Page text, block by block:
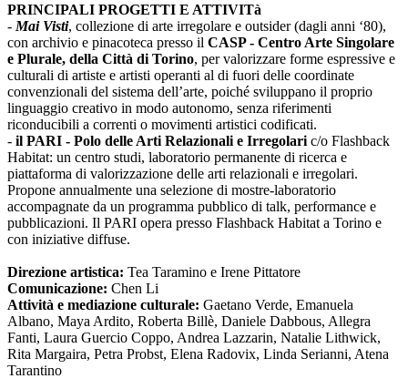
PRINCIPALI PROGETTI E ATTIVITà
- Mai Visti, collezione di arte irregolare e outsider (dagli anni ‘80),
con archivio e pinacoteca presso il CASP - Centro Arte Singolare
e Plurale, della Città di Torino, per valorizzare forme espressive e
culturali di artiste e artisti operanti al di fuori delle coordinate
convenzionali del sistema dell’arte, poiché sviluppano il proprio
linguaggio creativo in modo autonomo, senza riferimenti
riconducibili a correnti o movimenti artistici codificati.
- il PARI - Polo delle Arti Relazionali e Irregolari c/o Flashback
Habitat: un centro studi, laboratorio permanente di ricerca e
piattaforma di valorizzazione delle arti relazionali e irregolari.
Propone annualmente una selezione di mostre-laboratorio
accompagnate da un programma pubblico di talk, performance e
pubblicazioni. Il PARI opera presso Flashback Habitat a Torino e
con iniziative diffuse.
Direzione artistica: Tea Taramino e Irene Pittatore
Comunicazione: Chen Li
Attività e mediazione culturale: Gaetano Verde, Emanuela
Albano, Maya Ardito, Roberta Billè, Daniele Dabbous, Allegra
Fanti, Laura Guercio Coppo, Andrea Lazzarin, Natalie Lithwick,
Rita Margaira, Petra Probst, Elena Radovix, Linda Serianni, Atena
Tarantino